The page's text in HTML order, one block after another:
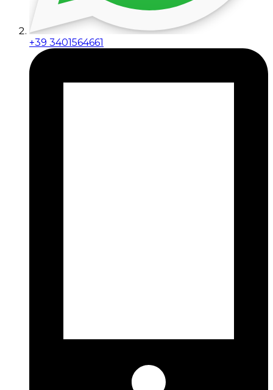
+39 3401564661